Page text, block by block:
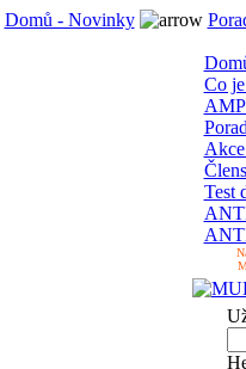
Domů - Novinky
Co
Test